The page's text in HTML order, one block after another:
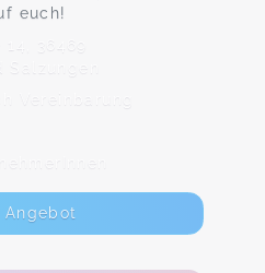
euch!
36469
Vereinbarung
Angebot